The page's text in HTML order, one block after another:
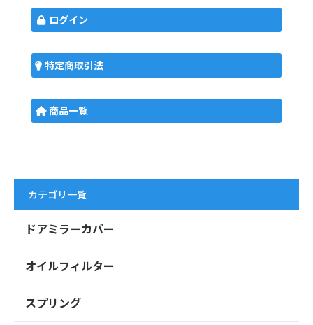
ログイン
特定商取引法
商品一覧
カテゴリ一覧
ドアミラーカバー
オイルフィルター
スプリング